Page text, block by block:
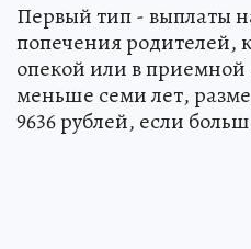
Первый тип - выплаты
попечения родителей,
опекой или в приемной
меньше семи лет,
9636 рублей, если